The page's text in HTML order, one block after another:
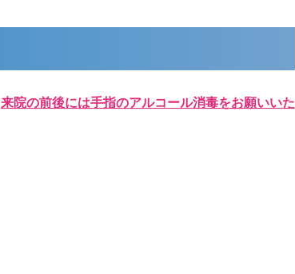
来院の前後には⼿指のアルコール消毒をお願いいた